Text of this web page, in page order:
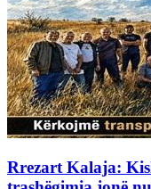
Rrezart Kalaja: